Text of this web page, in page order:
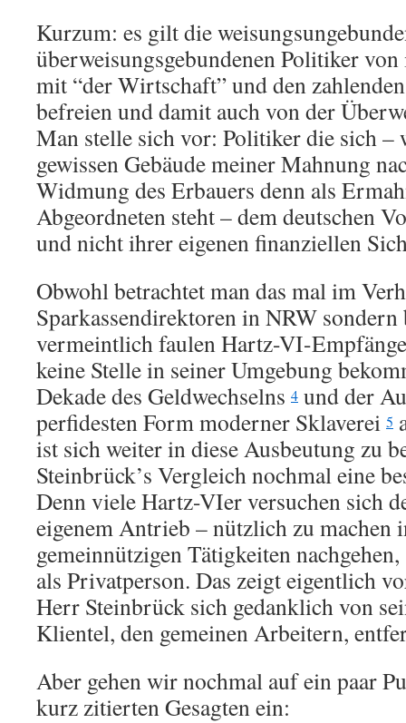
Kurzum: es gilt die
überweisungsgebundenen Politiker
mit “der Wirtschaft” und den
befreien und damit auch von der
Man stelle sich vor: Politiker die sich –
gewissen Gebäude meiner Mahnung
Widmung des Erbauers denn als
Abgeordneten steht – dem deutschen
und nicht ihrer eigenen finanziellen
Obwohl betrachtet man das mal im
Sparkassendirektoren in NRW sondern
vermeintlich faulen Hartz-VI-
keine Stelle in seiner Umgebung
Dekade des Geldwechselns 4 und der
perfidesten Form moderner Sklaverei 5
ist sich weiter in diese Ausbeutung zu
Steinbrück’s Vergleich nochmal eine
Denn viele Hartz-VIer versuchen sich
eigenem Antrieb – nützlich zu machen
gemeinnützigen Tätigkeiten
als Privatperson. Das zeigt eigentlich
Herr Steinbrück sich gedanklich von
Klientel, den gemeinen Arbeitern,
Aber gehen wir nochmal auf ein paar
kurz zitierten Gesagten ein: